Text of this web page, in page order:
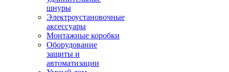
шнуры
Электроустановочные
аксессуары
Монтажные коробки
Оборудование
защиты и
автоматизации